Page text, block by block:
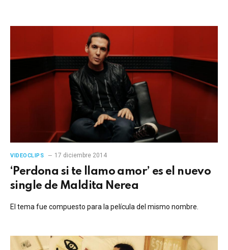
VIDEOCLIPS 17 diciembre 2014
‘Perdona si te llamo amor’ es el nuevo
single de Maldita Nerea
El tema fue compuesto para la película del mismo nombre.